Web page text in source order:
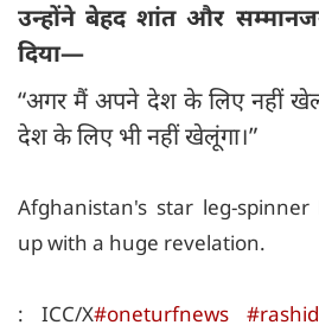
उन्होंने बेहद शांत और
दिया—
“अगर मैं अपने देश के लिए नहीं
देश के लिए भी नहीं खेलूंगा।”
Afghanistan's star leg-spinner
up with a huge revelation.
: ICC/X#oneturfnews